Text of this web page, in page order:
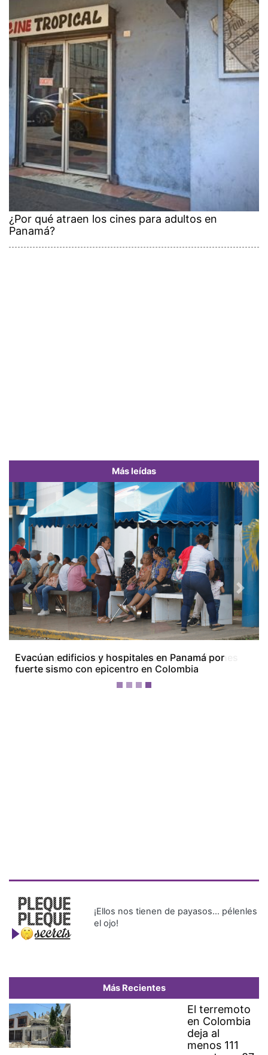
¿Por qué atraen los cines para adultos en
Panamá?
Más leídas
Casa de paz de San Carlos opera en condiciones
precarias
Previous Next
¡Ellos nos tienen de payasos… pélenles
el ojo!
Más Recientes
El terremoto
en Colombia
deja al
menos 111